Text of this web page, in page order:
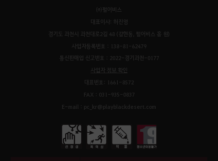
㈜펄어비스
대표이사: 허진영
경기도 과천시 과천대로2길 48 (갈현동, 펄어비스 홈 원)
사업자등록번호 : 138-81-62479
통신판매업 신고번호 : 2022-경기과천-0177
사업자 정보 확인
대표번호: 1661-8572
FAX : 031-935-0837
E-mail : pc_kr@playblackdesert.com